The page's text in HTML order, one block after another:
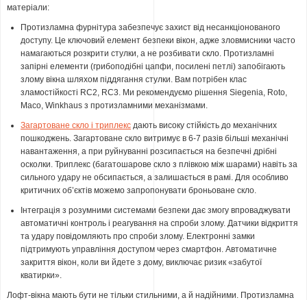
матеріали:
Протизламна фурнітура забезпечує захист від несанкціонованого
доступу. Це ключовий елемент безпеки вікон, адже зловмисники часто
намагаються розкрити стулки, а не розбивати скло. Протизламні
запірні елементи (грибоподібні цапфи, посилені петлі) запобігають
злому вікна шляхом піддягання стулки. Вам потрібен клас
зламостійкості RC2, RC3. Ми рекомендуємо рішення Siegenia, Roto,
Maco, Winkhaus з протизламними механізмами.
Загартоване скло і триплекс дають високу стійкість до механічних
пошкоджень. Загартоване скло витримує в 6-7 разів більші механічні
навантаження, а при руйнуванні розсипається на безпечні дрібні
осколки. Триплекс (багатошарове скло з плівкою між шарами) навіть за
сильного удару не обсипається, а залишається в рамі. Для особливо
критичних об’єктів можемо запропонувати броньоване скло.
Інтеграція з розумними системами безпеки дає змогу впроваджувати
автоматичні контроль і реагування на спроби злому. Датчики відкриття
та удару повідомляють про спроби злому. Електронні замки
підтримують управління доступом через смартфон. Автоматичне
закриття вікон, коли ви йдете з дому, виключає ризик «забутої
кватирки».
Лофт-вікна мають бути не тільки стильними, а й надійними. Протизламна